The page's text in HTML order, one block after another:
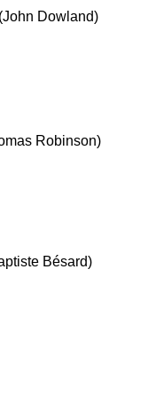
Dowland)
Robinson)
Bésard)